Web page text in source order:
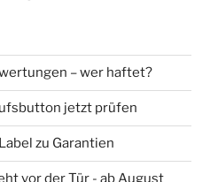
– wer haftet?
jetzt prüfen
zu Garantien
vor der Tür - ab August